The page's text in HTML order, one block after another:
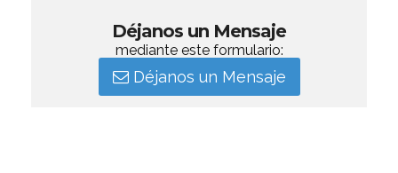
Déjanos un Mensaje
mediante este formulario:
Déjanos un Mensaje